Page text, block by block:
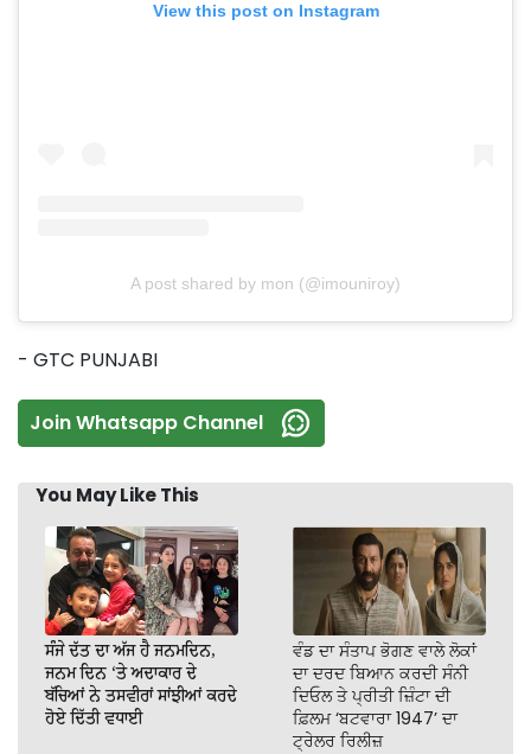
View this post on Instagram
A post shared by mon (@imouniroy)
- GTC PUNJABI
Join Whatsapp Channel
You May Like This
ਸੰਜੇ ਦੱਤ ਦਾ ਅੱਜ ਹੈ ਜਨਮਦਿਨ,
ਜਨਮ ਦਿਨ ‘ਤੇ ਅਦਾਕਾਰ ਦੇ
ਬੱਚਿਆਂ ਨੇ ਤਸਵੀਰਾਂ ਸਾਂਝੀਆਂ ਕਰਦੇ
ਹੋਏ ਦਿੱਤੀ ਵਧਾਈ
ਵੰਡ ਦਾ ਸੰਤਾਪ ਭੋਗਣ ਵਾਲੇ ਲੋਕਾਂ
ਦਾ ਦਰਦ ਬਿਆਨ ਕਰਦੀ ਸੰਨੀ
ਦਿਓਲ ਤੇ ਪ੍ਰੀਤੀ ਜ਼ਿੰਟਾ ਦੀ
ਫ਼ਿਲਮ ‘ਬਟਵਾਰਾ 1947’ ਦਾ
ਟ੍ਰੇਲਰ ਰਿਲੀਜ਼